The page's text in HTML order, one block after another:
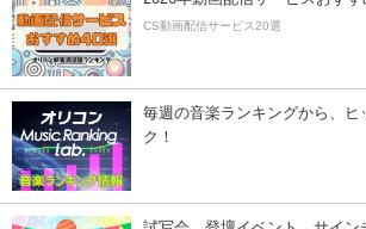
CS動画配信サービス20選
毎週の音楽ランキングから、ヒ
ク！